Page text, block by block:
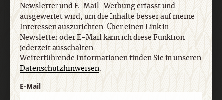
E-Mail
Newsletter und E-Mail-Werbung erfasst und
ausgewertet wird, um die Inhalte besser auf meine
Interessen auszurichten. Über einen Link in
Newsletter oder E-Mail kann ich diese Funktion
jederzeit ausschalten.
Weiterführende Informationen finden Sie in unseren
Datenschutzhinweisen.
E-Mail